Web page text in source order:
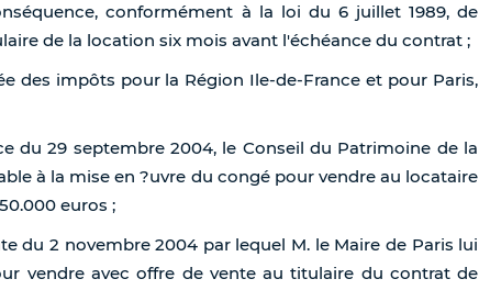
conformément à la loi du 6 juillet 1989, de
de la location six mois avant l'échéance du contrat ;
des impôts pour la Région Ile-de-France et pour Paris,
du 29 septembre 2004, le Conseil du Patrimoine de la
à la mise en ?uvre du congé pour vendre au locataire
euros ;
du 2 novembre 2004 par lequel M. le Maire de Paris lui
vendre avec offre de vente au titulaire du contrat de